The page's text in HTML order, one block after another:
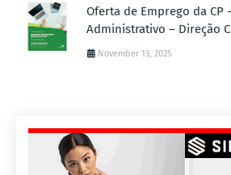
Oferta de Emprego da CP
Administrativo – Direção
November 13, 2025